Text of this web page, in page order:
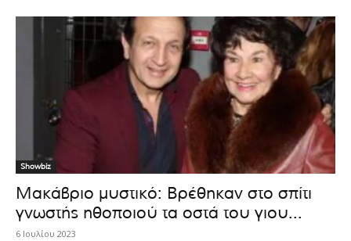
Showbiz
Μακάβριο μυστικό: Βρέθηκαν στο σπίτι
γνωστής ηθοποιού τα οστά του γιου...
6 Ιουλίου 2023